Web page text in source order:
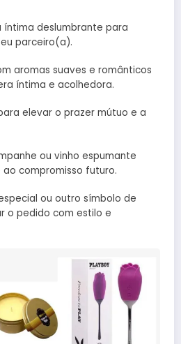
íntima deslumbrante para
parceiro(a).
aromas suaves e românticos
íntima e acolhedora.
elevar o prazer mútuo e a
ou vinho espumante
compromisso futuro.
ou outro símbolo de
o pedido com estilo e